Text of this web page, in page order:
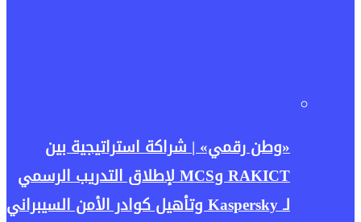
«وطن رقمي» | شراكة استراتيجية بين
RAKICT وMCS لإطلاق التدريب الرسمي
لـ Kaspersky وتأهيل كوادر الأمن السيبراني